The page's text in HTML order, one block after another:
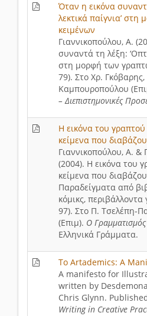
Όταν η εικόνα
λεκτικά παίγνια’
κειμένων
Γιαννικοπούλου, Α.
συναντά τη λέξη:
στη μορφή των
79). Στο Χρ.
Καμπουροπούλου
– Διεπιστημονικές
Η εικόνα του
κείμενα που
Γιαννικοπούλου, Α.
(2004). Η εικόνα του
κείμενα που
Παραδείγματα από
κόμικς,
97). Στο Π. Τσελέπη-
(Επιμ). Ο Γραμματισμός
Ελληνικά Γράμματα.
To Artademics: A
A manifesto for
written by
Chris Glynn.
Writing in Creative